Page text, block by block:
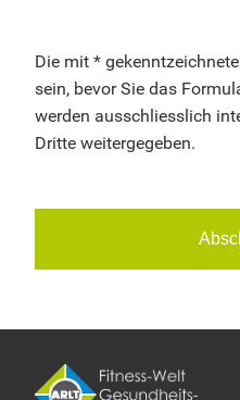
Die mit *
sein, bevor Sie das
werden ausschliesslich
Dritte weitergegeben.